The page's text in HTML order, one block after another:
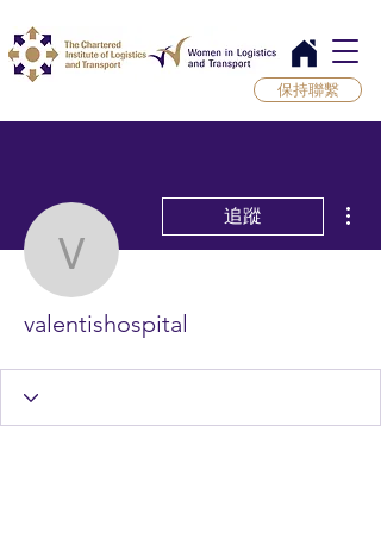
保持聯繫
valentishospital
追蹤
valentishospital